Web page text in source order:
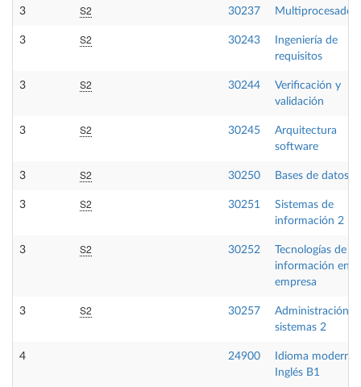
3 S2 30237
3 S2 30243
Ingeniería de
requisitos
3 S2 30244
Verificación y
validación
3 S2 30245
Arquitectura
software
3 S2 30250 Bases de datos 2
3 S2 30251
Sistemas de
información 2
3 S2 30252
Tecnologías de la
información en la
empresa
3 S2 30257
Administración
sistemas 2
4 24900
Idioma moderno
Inglés B1